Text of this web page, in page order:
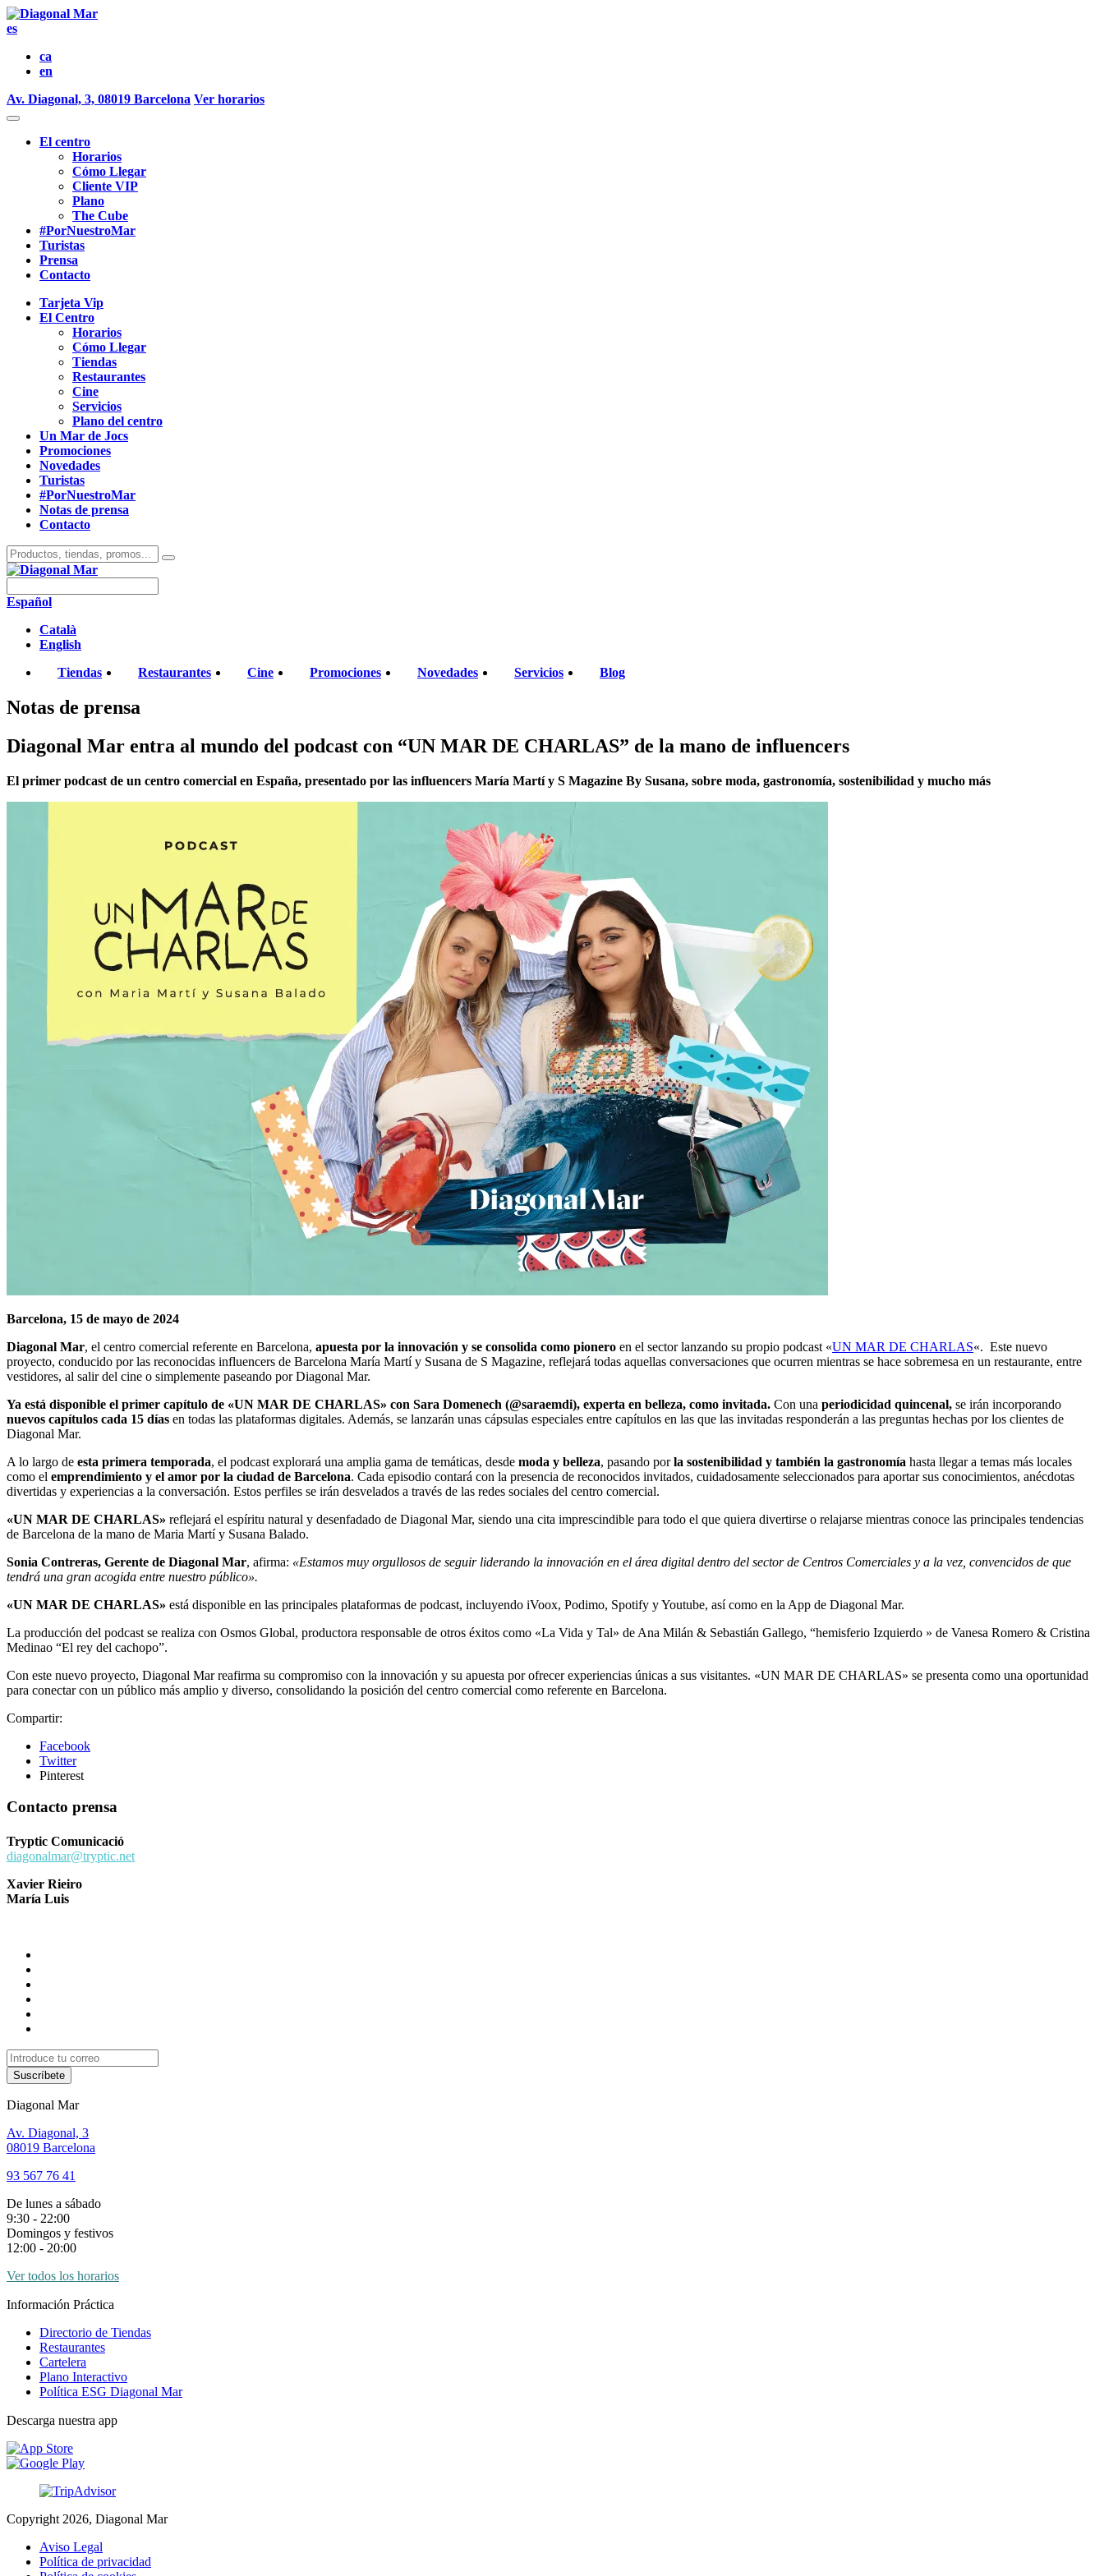
es
ca
en
Av. Diagonal, 3, 08019 Barcelona Ver horarios
El centro
Horarios
Cómo Llegar
Cliente VIP
Plano
The Cube
#PorNuestroMar
Turistas
Prensa
Contacto
Tarjeta Vip
El Centro
Horarios
Cómo Llegar
Tiendas
Restaurantes
Cine
Servicios
Plano del centro
Un Mar de Jocs
Promociones
Novedades
Turistas
#PorNuestroMar
Notas de prensa
Contacto
Español
Català
English
Tiendas
Restaurantes Cine Promociones Novedades Servicios Blog
Notas de prensa
Diagonal Mar entra al mundo del podcast con “UN MAR DE CHARLAS” de la mano de influencers
El primer podcast de un centro comercial en España, presentado por las influencers María Martí y S Magazine By Susana, sobre moda, gastronomía, sostenibilidad y mucho más
Barcelona, 15 de mayo de 2024
Diagonal Mar, el centro comercial referente en Barcelona, apuesta por la innovación y se consolida como pionero en el sector lanzando su propio podcast «UN MAR DE CHARLAS«. Este nuevo
proyecto, conducido por las reconocidas influencers de Barcelona María Martí y Susana de S Magazine, reflejará todas aquellas conversaciones que ocurren mientras se hace sobremesa en un restaurante, entre
vestidores, al salir del cine o simplemente paseando por Diagonal Mar.
Ya está disponible el primer capítulo de «UN MAR DE CHARLAS» con Sara Domenech (@saraemdi), experta en belleza, como invitada. Con una periodicidad quincenal, se irán incorporando
nuevos capítulos cada 15 días en todas las plataformas digitales. Además, se lanzarán unas cápsulas especiales entre capítulos en las que las invitadas responderán a las preguntas hechas por los clientes de
Diagonal Mar.
A lo largo de esta primera temporada, el podcast explorará una amplia gama de temáticas, desde moda y belleza, pasando porla sostenibilidad y también la gastronomía hasta llegar a temas más locales
como el emprendimiento y el amor por la ciudad de Barcelona. Cada episodio contará con la presencia de reconocidos invitados, cuidadosamente seleccionados para aportar sus conocimientos, anécdotas
divertidas y experiencias a la conversación. Estos perfiles se irán desvelados a través de las redes sociales del centro comercial.
«UN MAR DE CHARLAS» reflejará el espíritu natural y desenfadado de Diagonal Mar, siendo una cita imprescindible para todo el que quiera divertirse o relajarse mientras conoce las principales tendencias
de Barcelona de la mano de Maria Martí y Susana Balado.
Sonia Contreras, Gerente de Diagonal Mar, afirma: «Estamos muy orgullosos de seguir liderando la innovación en el área digital dentro del sector de Centros Comerciales y a la vez, convencidos de que
tendrá una gran acogida entre nuestro público».
«UN MAR DE CHARLAS» está disponible en las principales plataformas de podcast, incluyendo iVoox, Podimo, Spotify y Youtube, así como en la App de Diagonal Mar.
La producción del podcast se realiza con Osmos Global, productora responsable de otros éxitos como «La Vida y Tal» de Ana Milán & Sebastián Gallego, “hemisferio Izquierdo » de Vanesa Romero & Cristina
Medinao “El rey del cachopo”.
Con este nuevo proyecto, Diagonal Mar reafirma su compromiso con la innovación y su apuesta por ofrecer experiencias únicas a sus visitantes. «UN MAR DE CHARLAS» se presenta como una oportunidad
para conectar con un público más amplio y diverso, consolidando la posición del centro comercial como referente en Barcelona.
Compartir:
Facebook
Twitter
Pinterest
Contacto prensa
Tryptic Comunicació
diagonalmar@tryptic.net
Xavier Rieiro
María Luis
Suscríbete
Diagonal Mar
Av. Diagonal, 3
08019 Barcelona
93 567 76 41
De lunes a sábado
9:30 - 22:00
Domingos y festivos
12:00 - 20:00
Ver todos los horarios
Información Práctica
Directorio de Tiendas
Restaurantes
Cartelera
Plano Interactivo
Política ESG Diagonal Mar
Descarga nuestra app
Copyright 2026, Diagonal Mar
Aviso Legal
Política de privacidad